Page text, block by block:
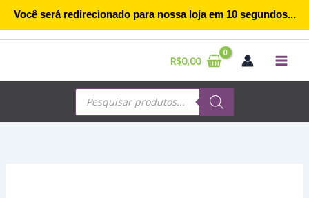
o
R$0,00
Pesquisar
produtos
Você será redirecionado para nossa loja em 10segundos...